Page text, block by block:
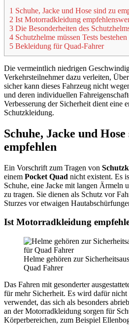
1 Schuhe, Jacke und Hose sind zu
2 Ist Motorradkleidung
3 Die Besonderheiten des
4 Schutzhelme müssen Tests bestehen
5 Bekleidung für Quad-Fahrer
Die vermeintlich niedrigen
Verkehrsteilnehmer dazu verleiten,
sicher kann dieses Fahrzeug nicht
und deren individuellen
Verbesserung der Sicherheit dient eine
Schutzkleidung.
Schuhe, Jacke und Hose
empfehlen
Ein Vorschrift zum Tragen von
einem Pocket Quad nicht existent. Es
Schuhe, eine Jacke mit langen Ärmeln
zu tragen. Sie dienen als Schutz vor
Sturzes vor etwaigen
Ist Motorradkleidung
Helme gehören zur
Quad Fahrer
Das Fahren mit gesonderter
für mehr Sicherheit. Es wird dafür nicht
verwendet, das sich als besonders
an der Motorradkleidung sorgen für
Körperbereichen, zum Beispiel